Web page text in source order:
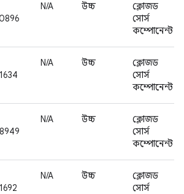
N/A উচ্চ
ক্লোজড
সোর্স
কম্পোনেন্ট
N/A উচ্চ
ক্লোজড
সোর্স
কম্পোনেন্ট
N/A উচ্চ
ক্লোজড
সোর্স
কম্পোনেন্ট
N/A উচ্চ
ক্লোজড
সোর্স